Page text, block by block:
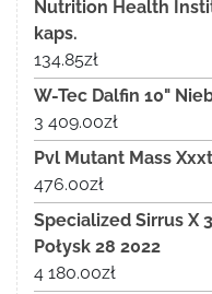
Nutrition Health
kaps.
134.85zł
W-Tec Dalfin 10"
3 409.00zł
Pvl Mutant Mass
476.00zł
Specialized Sirrus X
Połysk 28 2022
4 180.00zł